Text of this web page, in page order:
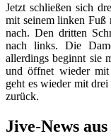
Jetzt schließen sich
mit seinem linken Fuß
nach. Den dritten
nach links. Die
allerdings beginnt sie
und öffnet wieder mit
geht es wieder mit
zurück.
Jive-News